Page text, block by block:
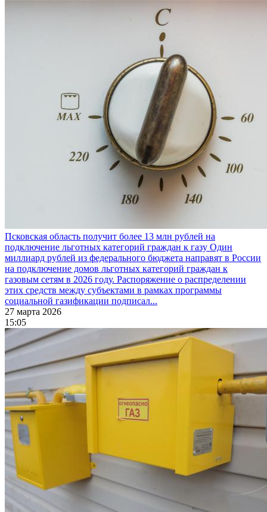
Псковская область получит более 13 млн рублей на
подключение льготных категорий граждан к газу Один
миллиард рублей из федерального бюджета направят в России
на подключение домов льготных категорий граждан к
газовым сетям в 2026 году. Распоряжение о распределении
этих средств между субъектами в рамках программы
социальной газификации подписал...
27 марта 2026
15:05